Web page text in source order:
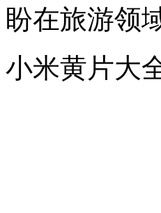
盼在旅游领
小米黄片